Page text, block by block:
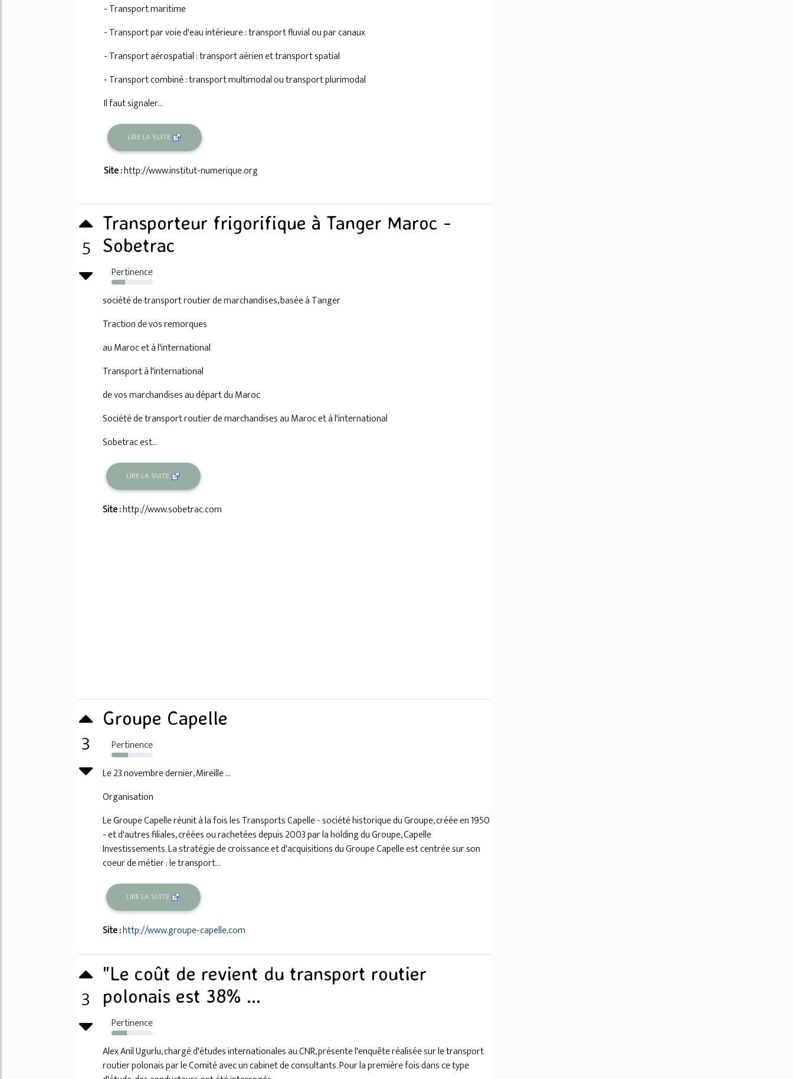
- Transport maritime
- Transport par voie d'eau intérieure : transport fluvial ou par canaux
- Transport aérospatial : transport aérien et transport spatial
- Transport combiné : transport multimodal ou transport plurimodal
Il faut signaler...
LIRE LA SUITE
Site :http://www.institut-numerique.org
5
Transporteur frigorifique à Tanger Maroc -
Sobetrac
Pertinence
33%
société de transport routier de marchandises, basée à Tanger
Traction de vos remorques
au Maroc et à l'international
Transport à l'international
de vos marchandises au départ du Maroc
Société de transport routier de marchandises au Maroc et à l'international
Sobetrac est...
LIRE LA SUITE
Site :http://www.sobetrac.com
3
Groupe Capelle
Pertinence
40%
Le 23 novembre dernier, Mireille ...
Organisation
Le Groupe Capelle réunit à la fois les Transports Capelle - société historique du Groupe, créée en 1950
- et d'autres filiales, créées ou rachetées depuis 2003 par la holding du Groupe, Capelle
Investissements. La stratégie de croissance et d'acquisitions du Groupe Capelle est centrée sur son
coeur de métier : le transport...
LIRE LA SUITE
Site :http://www.groupe-capelle.com
3
"Le coût de revient du transport routier
polonais est 38% ...
Pertinence
37%
Alex Anil Ugurlu, chargé d'études internationales au CNR, présente l'enquête réalisée sur le transport
routier polonais par le Comité avec un cabinet de consultants. Pour la première fois dans ce type